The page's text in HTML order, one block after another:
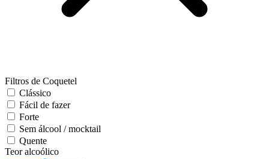
Filtros de Coquetel
Clássico
Fácil de fazer
Forte
Sem álcool / mocktail
Quente
Teor alcoólico